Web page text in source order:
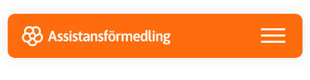
to
primary
navigation
to
main
content
to
footer